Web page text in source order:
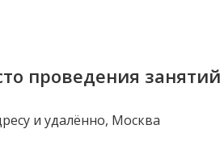
проведения
и удалённо, Москва